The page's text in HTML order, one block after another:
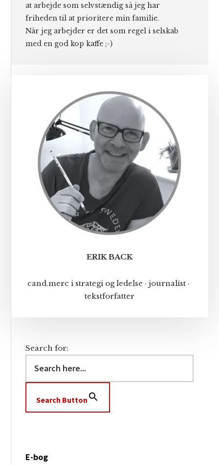
at arbejde som selvstændig så jeg har
friheden til at prioritere min familie.
Når jeg arbejder er det som regel i selskab
med en god kop kaffe ;-)
ERIK BACK
cand.merc i strategi og ledelse · journalist ·
tekstforfatter
Search for:
Search Button
E-bog